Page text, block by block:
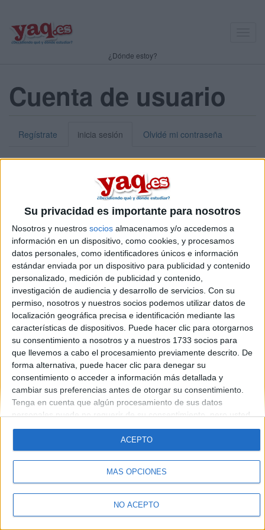
Su privacidad es importante para nosotros
Nosotros y nuestros socios almacenamos y/o accedemos a
información en un dispositivo, como cookies, y procesamos
datos personales, como identificadores únicos e información
estándar enviada por un dispositivo para publicidad y contenido
personalizado, medición de publicidad y contenido,
investigación de audiencia y desarrollo de servicios. Con su
permiso, nosotros y nuestros socios podemos utilizar datos de
localización geográfica precisa e identificación mediante las
características de dispositivos. Puede hacer clic para otorgarnos
su consentimiento a nosotros y a nuestros 1733 socios para
que llevemos a cabo el procesamiento previamente descrito. De
forma alternativa, puede hacer clic para denegar su
consentimiento o acceder a información más detallada y
cambiar sus preferencias antes de otorgar su consentimiento.
Tenga en cuenta que algún procesamiento de sus datos
personales puede no requerir de su consentimiento, pero usted
tiene el derecho de rechazar tal procesamiento. Sus
preferencias se aplicarán solo a este sitio web. Puede cambiar
sus preferencias o retirar su consentimiento en cualquier
momento volviendo a este sitio y haciendo clic en el botón
"Privacidad" en la parte inferior de la página web.
MÁS OPCIONES
NO ACEPTO
ACEPTO
¿Dónde estoy?
Cuenta de usuario
Regístrate inicia sesión Olvidé mi contraseña
Puedes iniciar sesión introduciendo tu nombre de usuario o tu
dirección de correo electrónico.
Contraseña:*
Introduce la contraseña que acompaña a tu nombre de usuario
Quiénes somos|Contactar |Anúnciate
Aviso legal|Politica de privacidad|Condiciones generales
de cookies
© 2003-2026Compás Mediterráneo S.L.- Diego de León 47 - 28006
Madrid [ESPAÑA] - Tel. +34 91 593 2767